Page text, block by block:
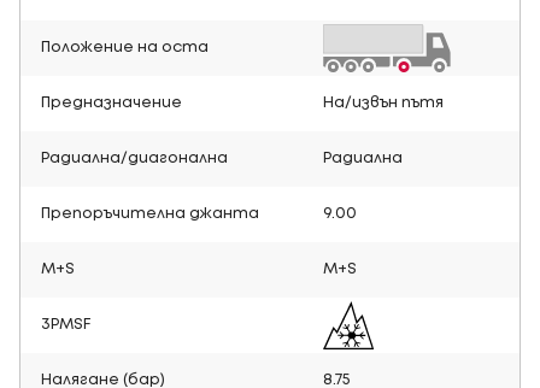
Положение на оста
Предназначение На/извън пътя
Радиална/диагонална Радиална
Препоръчителна джанта 9.00
M+S M+S
3PMSF
Налягане (бар) 8.75